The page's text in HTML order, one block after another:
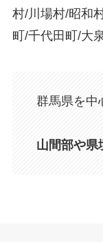
村/川場村/昭和
町/千代田町/大
群馬県を中
山間部や県